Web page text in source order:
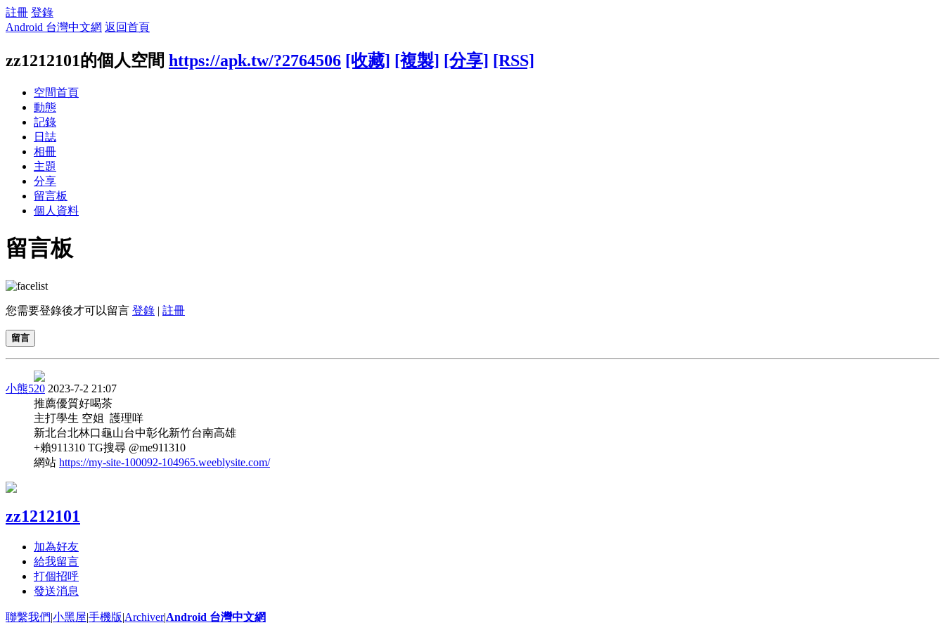
註冊 登錄
Android 台灣中文網 返回首頁
zz1212101的個人空間 https://apk.tw/?2764506 [收藏] [複製] [分享] [RSS]
空間首頁
動態
記錄
日誌
相冊
主題
分享
留言板
個人資料
留言板
您需要登錄後才可以留言 登錄 | 註冊
留言
小熊520 2023-7-2 21:07
推薦優質好喝茶
主打學生 空姐 護理咩
新北台北林口龜山台中彰化新竹台南高雄
+賴911310 TG搜尋 @me911310
網站 https://my-site-100092-104965.weeblysite.com/
zz1212101
加為好友
給我留言
打個招呼
發送消息
聯繫我們|小黑屋|手機版|Archiver|Android 台灣中文網